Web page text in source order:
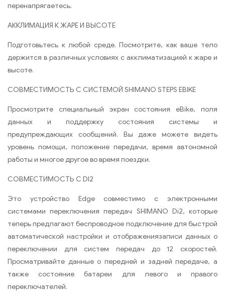
перенапрягаетесь.
АККЛИМАЦИЯ К ЖАРЕ И ВЫСОТЕ
Подготовьтесь к любой среде. Посмотрите, как ваше тело
держится в различных условиях с акклиматизацией к жаре и
высоте.
СОВМЕСТИМОСТЬ С СИСТЕМОЙ SHIMANO STEPS EBIKE
Просмотрите специальный экран состояния eBike, поля
данных и поддержку состояния системы и
предупреждающих сообщений. Вы даже можете видеть
уровень помощи, положение передачи, время автономной
работы и многое другое во время поездки.
СОВМЕСТИМОСТЬ С DI2
Это устройство Edge совместимо с электронными
системами переключения передач SHIMANO Di2, которые
теперь предлагают беспроводное подключение для быстрой
автоматической настройки и отображениязаписи данных о
переключении для систем передач до 12 скоростей.
Просматривайте данные о передней и задней передаче, а
также состояние батареи для левого и правого
переключателей.